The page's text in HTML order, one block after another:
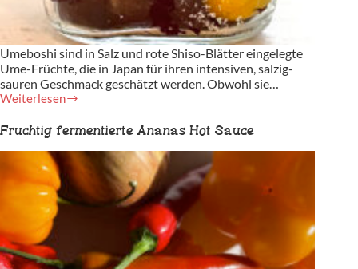
Umeboshi sind in Salz und rote Shiso-Blätter eingelegte
Ume-Früchte, die in Japan für ihren intensiven, salzig-
sauren Geschmack geschätzt werden. Obwohl sie…
Weiterlesen
Fermentierte
Fruchtig fermentierte Ananas Hot Sauce